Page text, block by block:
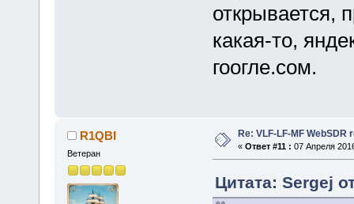
открывается,
какая-то,
гоогле.сом.
R1QBI
Ветеран
Re: VLF-LF-MF
« Ответ #11 : 07 Апреля
Цитата: Sergej